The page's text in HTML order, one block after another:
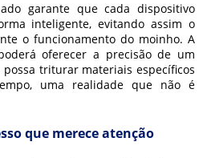
garante que cada dispositivo
inteligente, evitando assim o
o funcionamento do moinho. A
oferecer a precisão de um
triturar materiais específicos
uma realidade que não é
que merece atenção